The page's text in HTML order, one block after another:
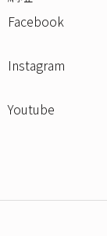
Facebook
Instagram
Youtube